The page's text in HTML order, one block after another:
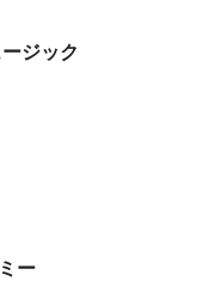
ジック
ー